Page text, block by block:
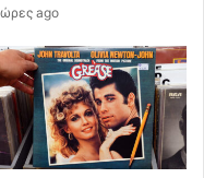
ago